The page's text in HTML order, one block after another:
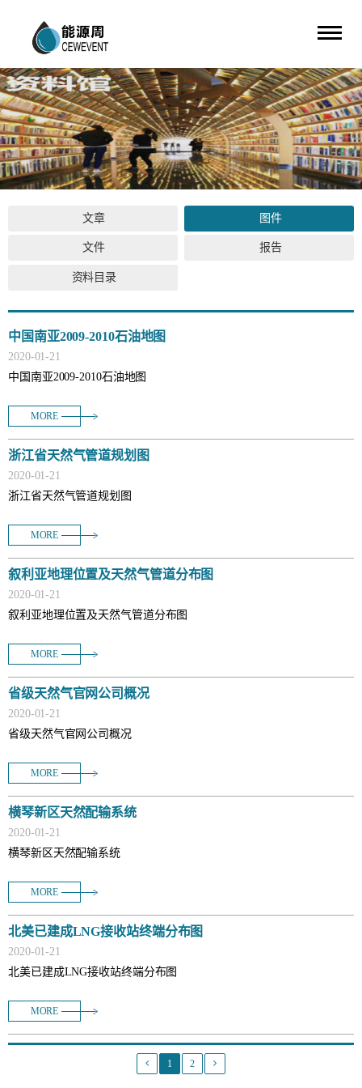
文章 图件
文件 报告
资料目录
中国南亚2009-2010石油地图
2020-01-21
中国南亚2009-2010石油地图
MORE
浙江省天然气管道规划图
2020-01-21
浙江省天然气管道规划图
MORE
叙利亚地理位置及天然气管道分布图
2020-01-21
叙利亚地理位置及天然气管道分布图
MORE
省级天然气官网公司概况
2020-01-21
省级天然气官网公司概况
MORE
横琴新区天然配输系统
2020-01-21
横琴新区天然配输系统
MORE
北美已建成LNG接收站终端分布图
2020-01-21
北美已建成LNG接收站终端分布图
MORE
1 2